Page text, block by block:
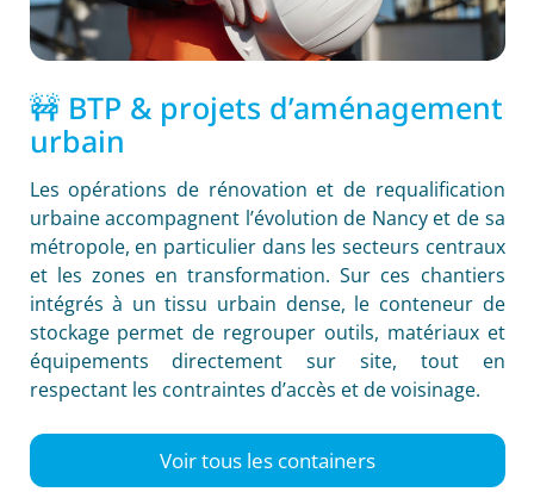
🚧 BTP & projets d’aménagement
urbain
Les opérations de rénovation et de requalification
urbaine accompagnent l’évolution de Nancy et de sa
métropole, en particulier dans les secteurs centraux
et les zones en transformation. Sur ces chantiers
intégrés à un tissu urbain dense, le conteneur de
stockage permet de regrouper outils, matériaux et
équipements directement sur site, tout en
respectant les contraintes d’accès et de voisinage.
Voir tous les containers